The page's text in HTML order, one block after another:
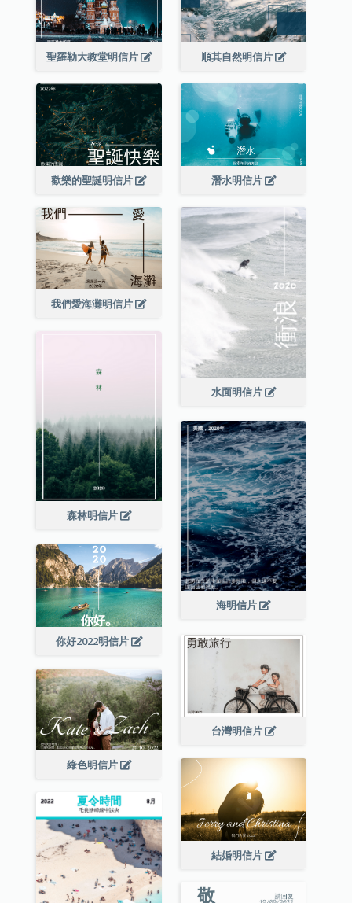
聖羅勒大教堂明信片 順其自然明信片
歡樂的聖誕明信片 潛水明信片
我們愛海灘明信片
水面明信片
森林明信片
海明信片
你好2022明信片
台灣明信片
綠色明信片
結婚明信片